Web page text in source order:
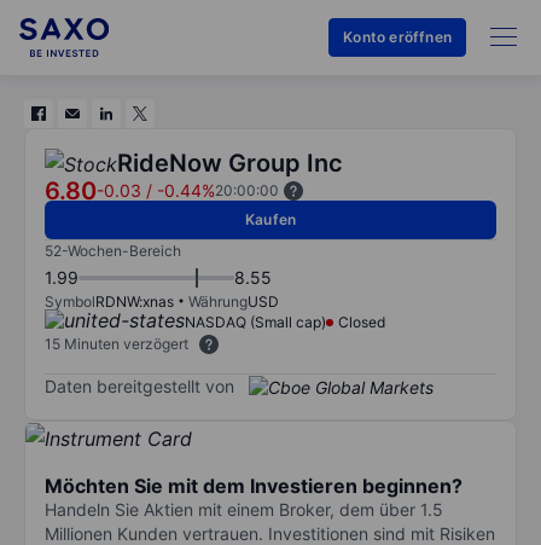
Konto eröffnen
RideNow Group Inc
6.80-0.03 / -0.44%20:00:00
Kaufen
52-Wochen-Bereich
1.99 8.55
SymbolRDNW:xnas WährungUSD
NASDAQ (Small cap)
Closed
15 Minuten verzögert
Daten bereitgestellt von
Möchten Sie mit dem Investieren beginnen?
Handeln Sie Aktien mit einem Broker, dem über 1.5
Millionen Kunden vertrauen. Investitionen sind mit Risiken